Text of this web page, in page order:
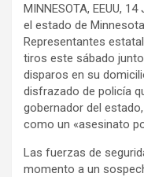
MINNESOTA, EEUU,
el estado de
Representantes
tiros este sábado
disparos en su
disfrazado de policía
gobernador del
como un «asesinato
Las fuerzas de
momento a un